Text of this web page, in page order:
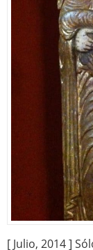
[ Julio, 2014 ]